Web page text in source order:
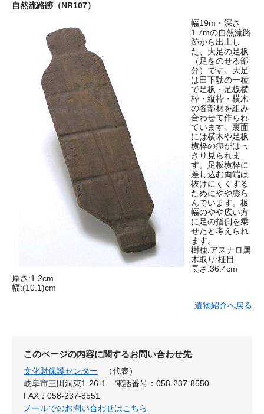
自然流路跡（NR107）
幅19m・深さ
1.7mの自然流路
跡から出土し
た、大足の足板
（足をのせる部
分）です。大足
は田下駄の一種
で足板・足板横
枠・縦枠・横木
の各部材を組み
合わせて作られ
ています。裏面
には横木や足板
横枠の痕がはっ
きり見られま
す。足板横枠に
差し込む両端は
抜けにくくする
ためにやや膨ら
んでいます。板
幅のやや広い方
に足の指側を乗
せたと考えられ
ます。
樹種:アスナロ属
木取り:柾目
長さ:36.4cm
厚さ:1.2cm
幅:(10.1)cm
遺物紹介へ戻る
このページの内容に関するお問い合わせ先
文化財保護センター
（代表）
岐阜市三田洞東1-26-1
電話番号：058-237-8550
FAX：058-237-8551
メールでのお問い合わせはこちら